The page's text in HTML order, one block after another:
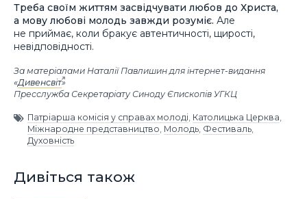
Треба своїм життям засвідчувати любов до Христа,
а мову любові молодь завжди розуміє. Але
не приймає, коли бракує автентичності, щирості,
невідповідності.
За матеріалами Наталії Павлишин для інтернет-видання
«Дивенсвіт»
Пресслужба Секретаріату Синоду Єпископів УГКЦ
Патріарша комісія у справах молоді, Католицька Церква,
Міжнародне представництво, Молодь, Фестиваль,
Духовність
Дивіться також